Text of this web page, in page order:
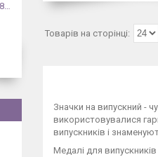
Значки на випускний -
використовувалися
випускників і
Медалі для
https://www.facebook.com/61552238084318/videos/1073030844413330/